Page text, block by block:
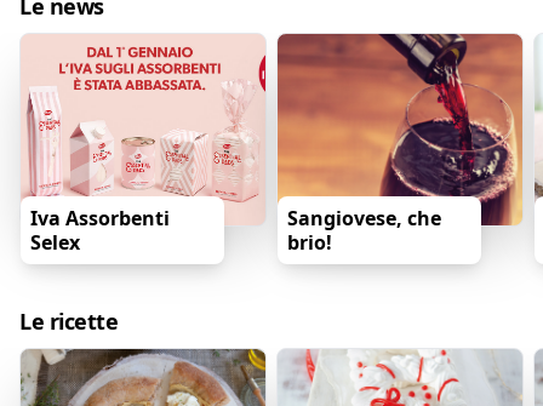
Iva Assorbenti
Selex
Sangiovese, che
brio!
Le ricette